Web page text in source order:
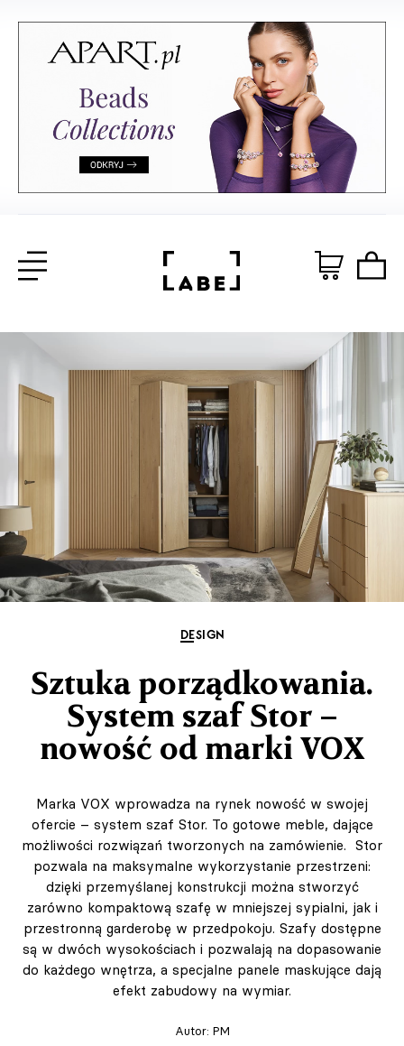
DESIGN
Sztuka porządkowania.
System szaf Stor –
nowość od marki VOX
Marka VOX wprowadza na rynek nowość w swojej
ofercie – system szaf Stor. To gotowe meble, dające
możliwości rozwiązań tworzonych na zamówienie. Stor
pozwala na maksymalne wykorzystanie przestrzeni:
dzięki przemyślanej konstrukcji można stworzyć
zarówno kompaktową szafę w mniejszej sypialni, jak i
przestronną garderobę w przedpokoju. Szafy dostępne
są w dwóch wysokościach i pozwalają na dopasowanie
do każdego wnętrza, a specjalne panele maskujące dają
efekt zabudowy na wymiar.
Autor: PM